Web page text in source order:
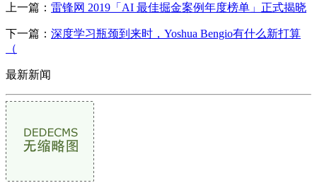
上一篇： 雷锋网 2019「AI 最佳掘金案例年度榜单」正式揭晓
下一篇： 深度学习瓶颈到来时，Yoshua Bengio有什么新打算
（
最新新闻